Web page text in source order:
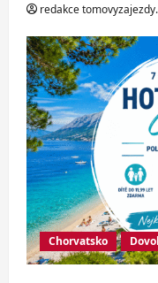
redakce
Chorvatsko